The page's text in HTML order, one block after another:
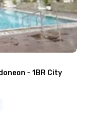
- 1BR City